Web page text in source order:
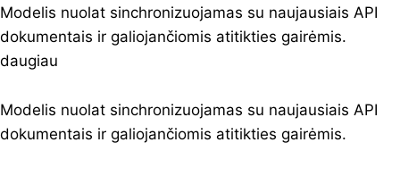
Modelis nuolat sinchronizuojamas su naujausiais API
dokumentais ir galiojančiomis atitikties gairėmis.
daugiau
Modelis nuolat sinchronizuojamas su naujausiais API
dokumentais ir galiojančiomis atitikties gairėmis.